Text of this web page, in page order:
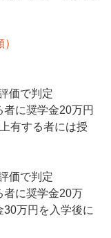
価で判定
に奨学金20万円
有する者には授
価で判定
者に奨学金20万
万円を入学後に